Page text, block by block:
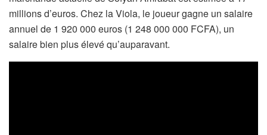
millions d’euros. Chez la Viola, le joueur gagne un salaire
annuel de 1 920 000 euros (1 248 000 000 FCFA), un
salaire bien plus élevé qu’auparavant.